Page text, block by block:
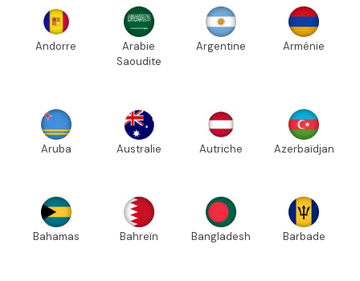
Andorre
Arabie
Saoudite
Argentine Arménie
Aruba Australie Autriche Azerbaïdjan
Bahamas Bahreïn Bangladesh Barbade